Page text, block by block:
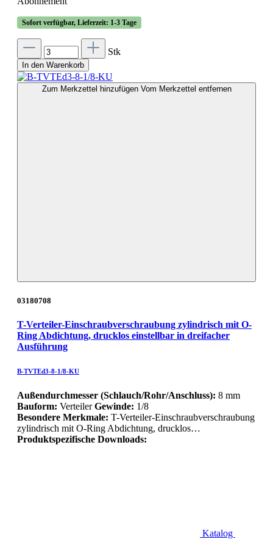
Sofort verfügbar, Lieferzeit: 1-3 Tage
Stk
In den Warenkorb
Zum Merkzettel hinzufügen Vom Merkzettel entfernen
03180708
T-Verteiler-Einschraubverschraubung zylindrisch mit O-
Ring Abdichtung, drucklos einstellbar in dreifacher
Ausführung
B-TVTEd3-8-1/8-KU
Außendurchmesser (Schlauch/Rohr/Anschluss): 8 mm
Bauform: VerteilerGewinde: 1/8
Besondere Merkmale: T-Verteiler-Einschraubverschraubung
zylindrisch mit O-Ring Abdichtung, drucklos…
Produktspezifische Downloads:
Katalog